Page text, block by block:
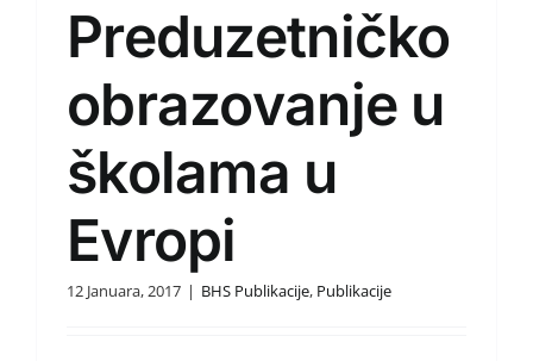
Preduzetničko
obrazovanje u
školama u
Evropi
12 Januara, 2017 | BHS Publikacije, Publikacije